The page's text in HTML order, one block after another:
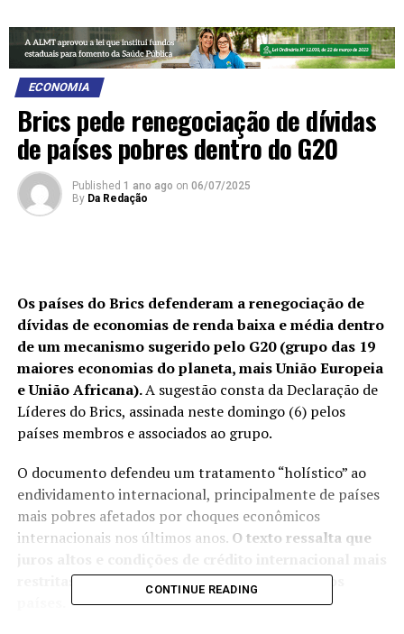
ECONOMIA
Brics pede renegociação de dívidas
de países pobres dentro do G20
Published 1 ano ago on 06/07/2025
By Da Redação
Os países do Brics defenderam a renegociação de
dívidas de economias de renda baixa e média dentro
de um mecanismo sugerido pelo G20 (grupo das 19
maiores economias do planeta, mais União Europeia
e União Africana).A sugestão consta da Declaração de
Líderes do Brics, assinada neste domingo (6) pelos
países membros e associados ao grupo.
O documento defendeu um tratamento “holístico” ao
endividamento internacional, principalmente de países
mais pobres afetados por choques econômicos
internacionais nos últimos anos. O texto ressalta que
restritas pioram as vulnerabilidades de muitos
CONTINUE READING